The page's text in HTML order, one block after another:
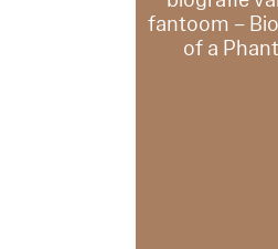
fantoom –
of a